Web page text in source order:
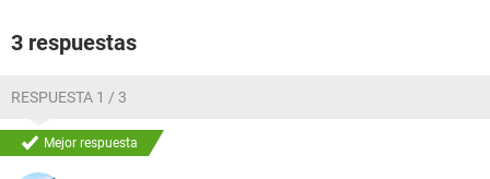
3 respuestas
RESPUESTA 1 / 3
Mejor respuesta